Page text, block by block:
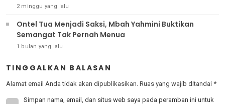
2 minggu yang lalu
Ontel Tua Menjadi Saksi, Mbah Yahmini Buktikan
Semangat Tak Pernah Menua
1 bulan yang lalu
TINGGALKAN BALASAN
Alamat email Anda tidak akan dipublikasikan. Ruas yang wajib ditandai *
Simpan nama, email, dan situs web saya pada peramban ini untuk